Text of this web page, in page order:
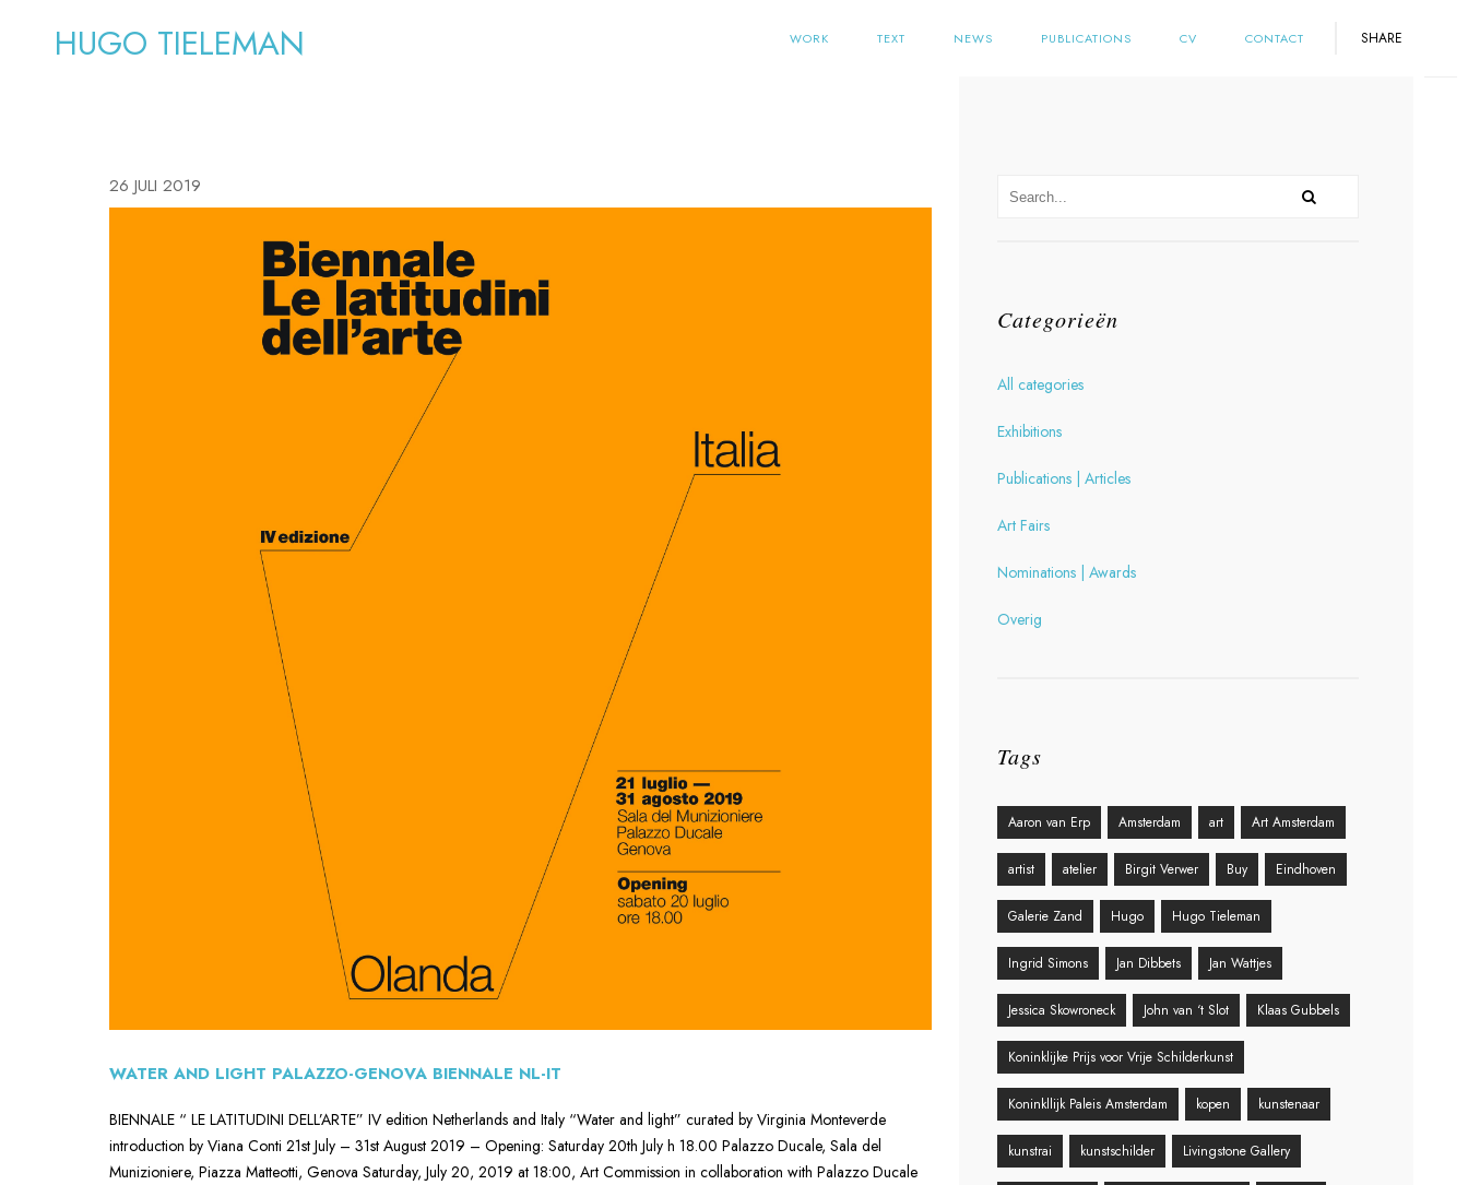
HUGO TIELEMAN SHARE
WORK TEXT NEWS PUBLICATIONS CV CONTACT
26 JULI 2019
WATER AND LIGHT PALAZZO-GENOVA BIENNALE NL-IT
BIENNALE “ LE LATITUDINI DELL’ARTE” IV edition Netherlands and Italy “Water and light” curated by Virginia Monteverde
introduction by Viana Conti 21st July – 31st August 2019 – Opening: Saturday 20th July h 18.00 Palazzo Ducale, Sala del
Munizioniere, Piazza Matteotti, Genova Saturday, July 20, 2019 at 18:00, Art Commission in collaboration with Palazzo Ducale
Categorieën
All categories
Exhibitions
Publications | Articles
Art Fairs
Nominations | Awards
Overig
Tags
Aaron van Erp Amsterdam art Art Amsterdam
artist atelier Birgit Verwer Buy Eindhoven
Galerie Zand Hugo Hugo Tieleman
Ingrid Simons Jan Dibbets Jan Wattjes
Jessica Skowroneck John van ‘t Slot Klaas Gubbels
Koninklijke Prijs voor Vrije Schilderkunst
Koninkllijk Paleis Amsterdam kopen kunstenaar
kunstrai kunstschilder Livingstone Gallery